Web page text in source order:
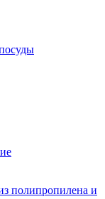
полипропилена и